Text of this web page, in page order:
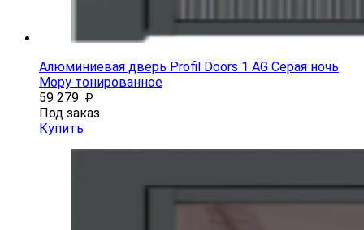
Алюминиевая дверь Profil Doors 1 AG Серая ночь
Мору тонированное
59 279 ₽
Под заказ
Купить